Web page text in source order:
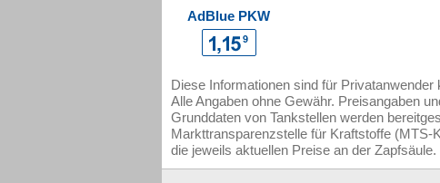
AdBlue PKW
Diese Informationen sind für Privatanwender
Alle Angaben ohne Gewähr. Preisangaben
Grunddaten von Tankstellen werden
Markttransparenzstelle für Kraftstoffe (MTS-
die jeweils aktuellen Preise an der Zapfsäule.